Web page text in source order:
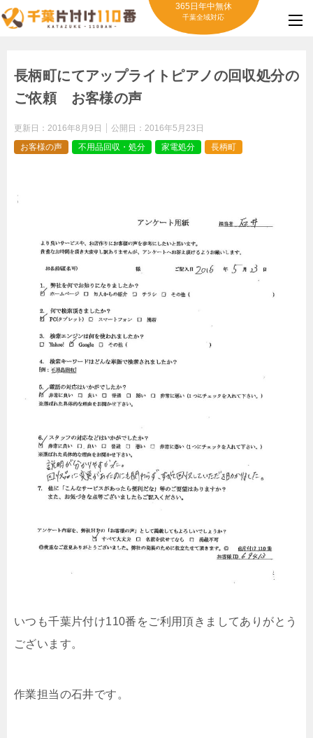
365日年中無休
千葉全域対応
長柄町にてアップライトピアノの回収処分の
ご依頼 お客様の声
更新日： 2016年8月9日 公開日： 2016年5月23日
お客様の声
不用品回収・処分 家電処分 長柄町
いつも千葉片付け110番をご利用頂きましてありがとう
ございます。
作業担当の石井です。